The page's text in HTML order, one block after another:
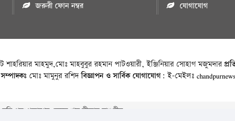
জরুরী ফোন নম্বর
যোগাযোগ
মাহমুদ,মোঃ মাহবুবুর রহমান পাটওয়ারী, ইঞ্জিনিয়ার সোহাগ মজুমদার
সম্পাদকঃ মোঃ মামুনুর রশিদবিজ্ঞাপন ও সার্বিক যোগাযোগ: ই-মেইলঃ
পুনঃপ্রকাশের ক্ষেত্রে ঋন স্বীকার বাঞ্চনীয় ।